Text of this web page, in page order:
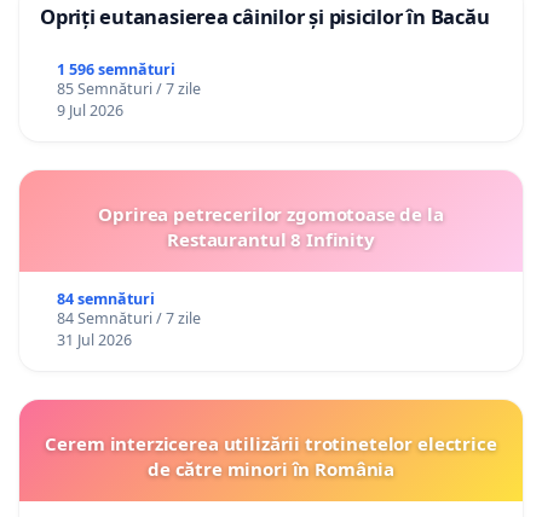
Opriți eutanasierea câinilor și pisicilor în Bacău
1 596 semnături
85 Semnături / 7 zile
9 Jul 2026
Oprirea petrecerilor zgomotoase de la
Restaurantul 8 Infinity
84 semnături
84 Semnături / 7 zile
31 Jul 2026
Cerem interzicerea utilizării trotinetelor electrice
de către minori în România